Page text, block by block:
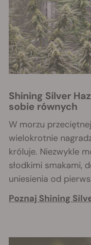
Shining Silver Haze: królowa, która nie ma
sobie równych
W morzu
wielokrotnie
króluje. Niezwykle
słodkimi smakami,
uniesienia od
Poznaj Shining